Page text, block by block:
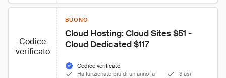
Codice
verificato
BUONO
Cloud Hosting: Cloud Sites $51 -
Cloud Dedicated $117
Codice verificato
Ha funzionato più di un anno fa
3 usi